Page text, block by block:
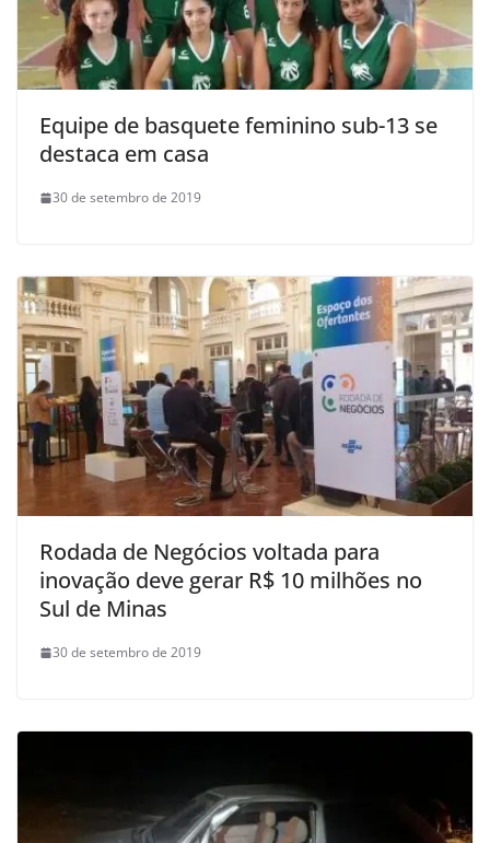
Equipe de basquete feminino sub-13 se
destaca em casa
30 de setembro de 2019
Rodada de Negócios voltada para
inovação deve gerar R$ 10 milhões no
Sul de Minas
30 de setembro de 2019